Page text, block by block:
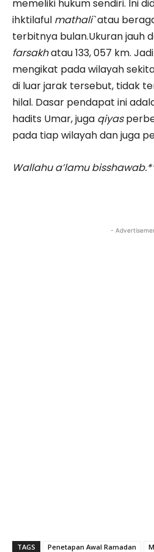
memeliki hukum sendiri. Ini
ihktilaful mathali`atau
terbitnya bulan.Ukuran jauh
farsakhatau 133, 057 km.
mengikat pada wilayah
di luar jarak tersebut, tidak
hilal. Dasar pendapat ini
hadits Umar, juga qiyas
pada tiap wilayah dan juga
Wallahu a’lamu
-
TAGS Penetapan Awal Ramadan